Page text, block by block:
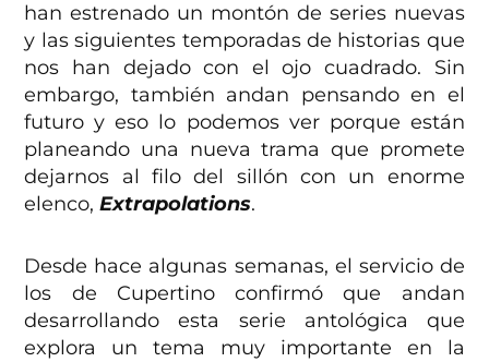
han estrenado un montón de series nuevas
y las siguientes temporadas de historias que
nos han dejado con el ojo cuadrado. Sin
embargo, también andan pensando en el
futuro y eso lo podemos ver porque están
planeando una nueva trama que promete
dejarnos al filo del sillón con un enorme
elenco,Extrapolations.
Desde hace algunas semanas, el servicio de
los de Cupertino confirmó que andan
desarrollando esta serie antológica que
explora un tema muy importante en la